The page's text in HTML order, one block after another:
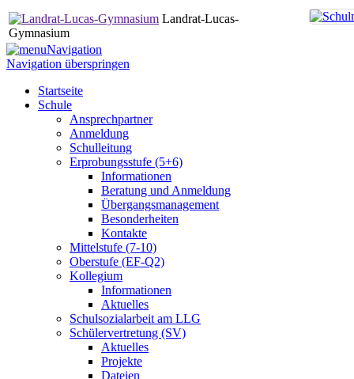
Landrat-Lucas-
Gymnasium
Navigation
Navigation überspringen
Startseite
Schule
Ansprechpartner
Anmeldung
Schulleitung
Erprobungsstufe (5+6)
Informationen
Beratung und Anmeldung
Übergangsmanagement
Besonderheiten
Kontakte
Mittelstufe (7-10)
Oberstufe (EF-Q2)
Kollegium
Informationen
Aktuelles
Schulsozialarbeit am LLG
Schülervertretung (SV)
Aktuelles
Projekte
Dateien